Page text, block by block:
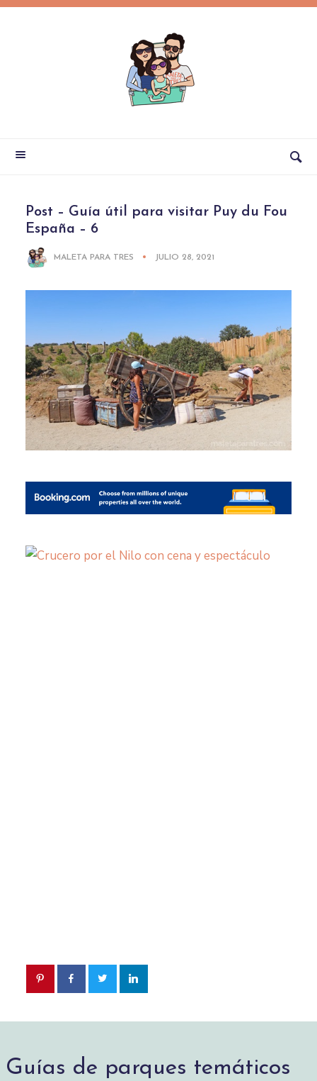
Post – Guía útil para visitar Puy du Fou
España – 6
MALETA PARA TRES JULIO 28, 2021
Guías de parques temáticos